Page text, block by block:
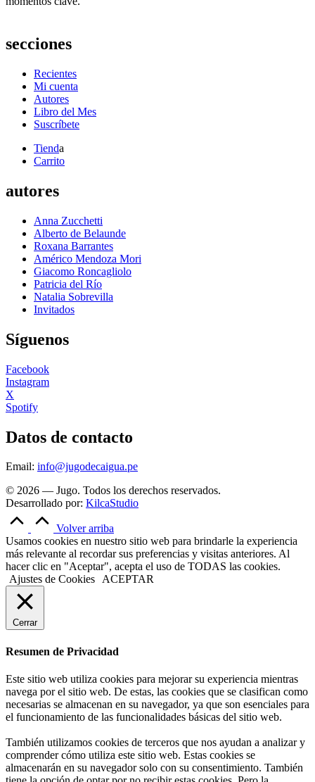
secciones
Recientes
Mi cuenta
Autores
Libro del Mes
Suscríbete
Tienda
Carrito
autores
Anna Zucchetti
Alberto de Belaunde
Roxana Barrantes
Américo Mendoza Mori
Giacomo Roncagliolo
Patricia del Río
Natalia Sobrevilla
Invitados
Síguenos
Facebook
Instagram
X
Spotify
Datos de contacto
Email: info@jugodecaigua.pe
© 2026 — Jugo. Todos los derechos reservados.
Desarrollado por: KilcaStudio
Volver arriba
Usamos cookies en nuestro sitio web para brindarle la experiencia
más relevante al recordar sus preferencias y visitas anteriores. Al
hacer clic en "Aceptar", acepta el uso de TODAS las cookies.
Ajustes de Cookies ACEPTAR
Cerrar
Resumen de Privacidad
Este sitio web utiliza cookies para mejorar su experiencia mientras
navega por el sitio web. De estas, las cookies que se clasifican como
necesarias se almacenan en su navegador, ya que son esenciales para
el funcionamiento de las funcionalidades básicas del sitio web.
También utilizamos cookies de terceros que nos ayudan a analizar y
comprender cómo utiliza este sitio web. Estas cookies se
almacenarán en su navegador solo con su consentimiento. También